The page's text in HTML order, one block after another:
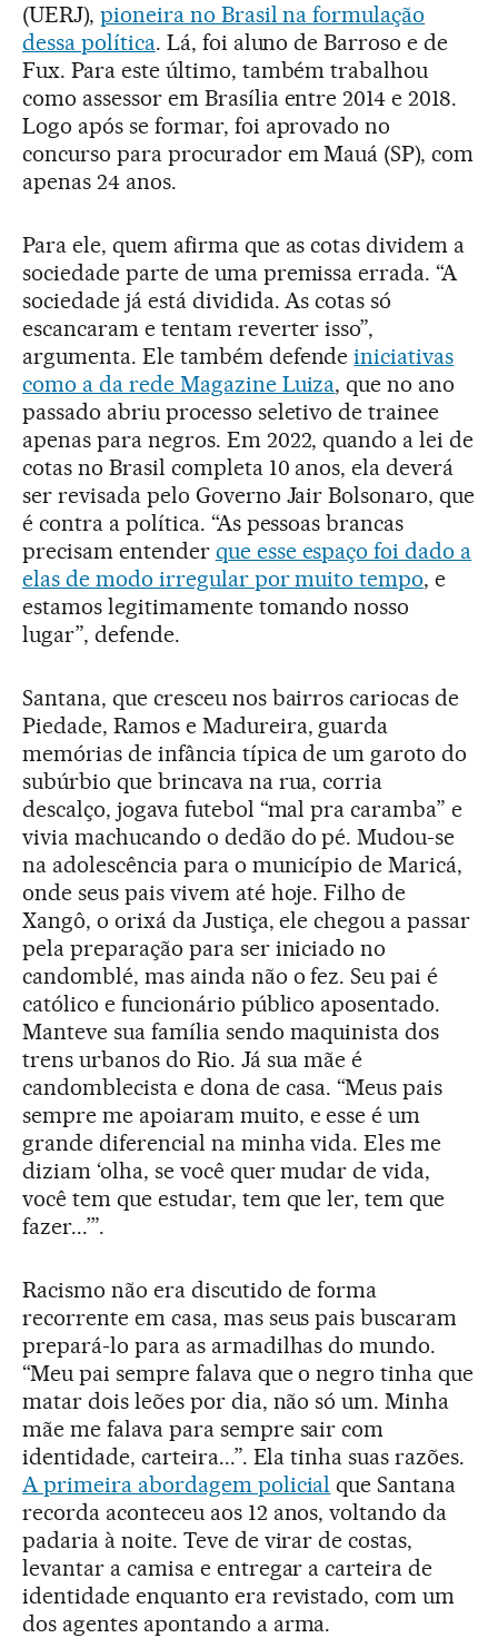
(UERJ), pioneira no Brasil na formulação
dessa política. Lá, foi aluno de Barroso e de
Fux. Para este último, também trabalhou
como assessor em Brasília entre 2014 e 2018.
Logo após se formar, foi aprovado no
concurso para procurador em Mauá (SP), com
apenas 24 anos.
Para ele, quem afirma que as cotas dividem a
sociedade parte de uma premissa errada. “A
sociedade já está dividida. As cotas só
escancaram e tentam reverter isso”,
argumenta. Ele também defendeiniciativas
como a da rede Magazine Luiza, que no ano
passado abriu processo seletivo de trainee
apenas para negros. Em 2022, quando a lei de
cotas no Brasil completa 10 anos, ela deverá
ser revisada pelo Governo Jair Bolsonaro, que
é contra a política. “As pessoas brancas
precisam entender que esse espaço foi dado a
elas de modo irregular por muito tempo, e
estamos legitimamente tomando nosso
lugar”, defende.
Santana, que cresceu nos bairros cariocas de
Piedade, Ramos e Madureira, guarda
memórias de infância típica de um garoto do
subúrbio que brincava na rua, corria
descalço, jogava futebol “mal pra caramba” e
vivia machucando o dedão do pé. Mudou-se
na adolescência para o município de Maricá,
onde seus pais vivem até hoje. Filho de
Xangô, o orixá da Justiça, ele chegou a passar
pela preparação para ser iniciado no
candomblé, mas ainda não o fez. Seu pai é
católico e funcionário público aposentado.
Manteve sua família sendo maquinista dos
trens urbanos do Rio. Já sua mãe é
candomblecista e dona de casa. “Meus pais
sempre me apoiaram muito, e esse é um
grande diferencial na minha vida. Eles me
diziam ‘olha, se você quer mudar de vida,
você tem que estudar, tem que ler, tem que
fazer...’”.
Racismo não era discutido de forma
recorrente em casa, mas seus pais buscaram
prepará-lo para as armadilhas do mundo.
“Meu pai sempre falava que o negro tinha que
matar dois leões por dia, não só um. Minha
mãe me falava para sempre sair com
identidade, carteira...”. Ela tinha suas razões.
A primeira abordagem policial que Santana
recorda aconteceu aos 12 anos, voltando da
padaria à noite. Teve de virar de costas,
levantar a camisa e entregar a carteira de
identidade enquanto era revistado, com um
dos agentes apontando a arma.